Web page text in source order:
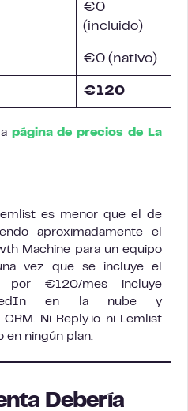
€0
(incluido)
€0 (nativo)
€120
página de precios de La
es menor que el de
aproximadamente el
Machine para un equipo
vez que se incluye el
por €120/mes incluye
en la nube y
Ni Reply.io ni Lemlist
en ningún plan.
Debería